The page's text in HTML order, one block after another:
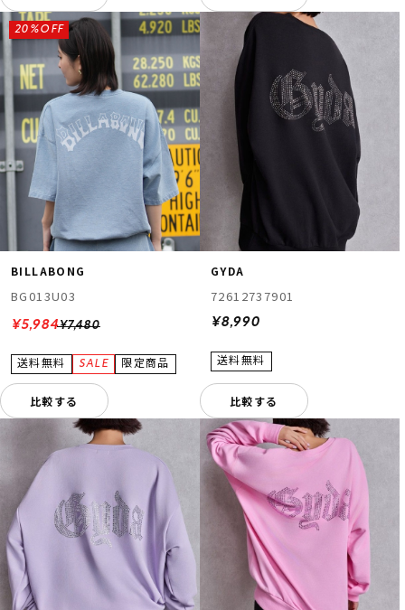
BILLABONG
BG013U03
¥7,480
20%OFF
¥5,984
比較する
GYDA
72612737901
¥8,990
比較する